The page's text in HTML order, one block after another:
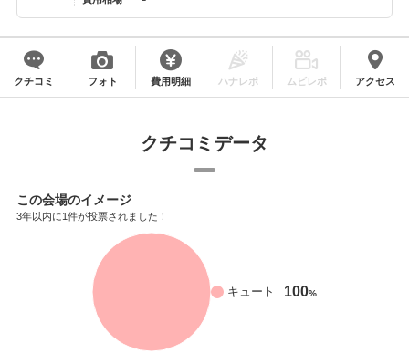
クチコミ フォト 費用明細 ハナレポ ムビレポ アクセス
クチコミデータ
この会場のイメージ
3年以内に1件が投票されました！
キュート 100%